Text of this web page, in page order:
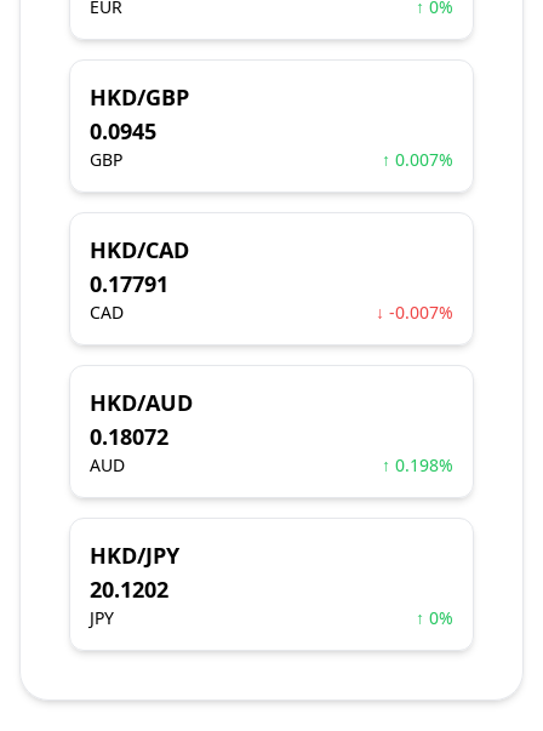
EUR ↑ 0%
HKD/GBP
0.0945
GBP ↑ 0.007%
HKD/CAD
0.17791
CAD ↓ -0.007%
HKD/AUD
0.18072
AUD ↑ 0.198%
HKD/JPY
20.1202
JPY ↑ 0%